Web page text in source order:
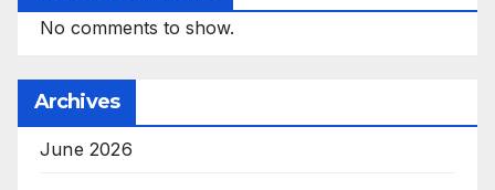
No comments to show.
Archives
June 2026